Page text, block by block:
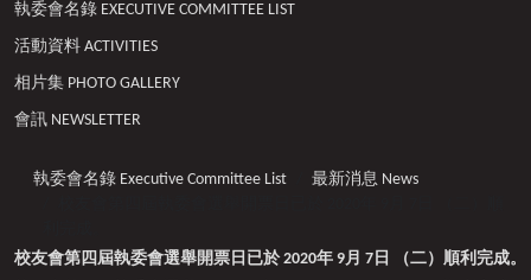
執委會名錄 EXECUTIVE COMMITTEE LIST
活動資料 ACTIVITIES
相片集 PHOTO GALLERY
會訊 NEWSLETTER
執委會名錄 Executive Committee List
最新消息 News
校友會第四屆執委會選舉開票日已於 2020年 9月 7日 （二）順利完成。